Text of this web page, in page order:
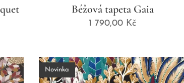
Béžová tapeta Gaia
1 790,00 Kč
Novinka